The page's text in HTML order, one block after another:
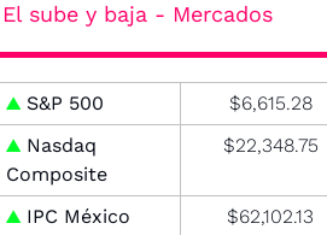
sube y baja - Mercados
▲ S&P 500 $6,615.28
▲ Nasdaq
Composite
$22,348.75
▲ IPC México $62,102.13